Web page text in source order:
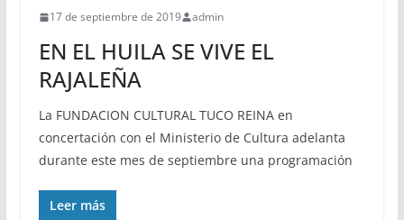
17 de septiembre de 2019 admin
EN EL HUILA SE VIVE EL
RAJALEÑA
La FUNDACION CULTURAL TUCO REINA en
concertación con el Ministerio de Cultura adelanta
durante este mes de septiembre una programación
Leer más